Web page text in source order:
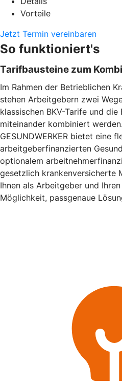
Vorteile
Jetzt Termin vereinbaren
So funktioniert's
Tarifbausteine zum
Im Rahmen der Betrieblichen
stehen Arbeitgebern zwei
klassischen BKV-Tarife und
miteinander kombiniert
GESUNDWERKER bietet eine
arbeitgeberfinanzierten
optionalem
gesetzlich krankenversicherte
Ihnen als Arbeitgeber und
Möglichkeit, passgenaue